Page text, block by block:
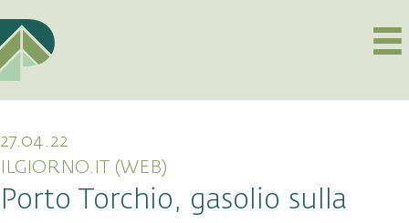
27.04.22
ILGIORNO.IT (WEB)
Porto Torchio, gasolio sulla